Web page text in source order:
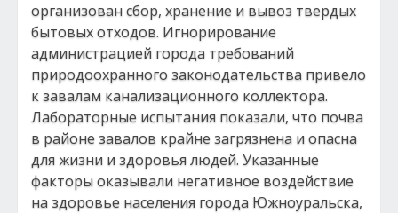
организован сбор, хранение и вывоз твердых
бытовых отходов. Игнорирование
администрацией города требований
природоохранного законодательства привело
к завалам канализационного коллектора.
Лабораторные испытания показали, что почва
в районе завалов крайне загрязнена и опасна
для жизни и здоровья людей. Указанные
факторы оказывали негативное воздействие
на здоровье населения города Южноуральска,